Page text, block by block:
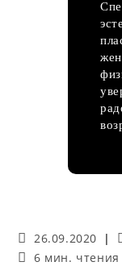
Запись
опубликована:
26.09.2020
Время
6 мин. чтения